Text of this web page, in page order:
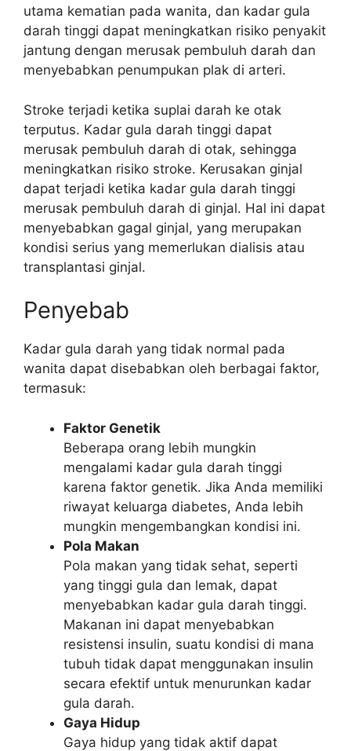
utama kematian pada wanita, dan kadar gula
darah tinggi dapat meningkatkan risiko penyakit
jantung dengan merusak pembuluh darah dan
menyebabkan penumpukan plak di arteri.
Stroke terjadi ketika suplai darah ke otak
terputus. Kadar gula darah tinggi dapat
merusak pembuluh darah di otak, sehingga
meningkatkan risiko stroke. Kerusakan ginjal
dapat terjadi ketika kadar gula darah tinggi
merusak pembuluh darah di ginjal. Hal ini dapat
menyebabkan gagal ginjal, yang merupakan
kondisi serius yang memerlukan dialisis atau
transplantasi ginjal.
Penyebab
Kadar gula darah yang tidak normal pada
wanita dapat disebabkan oleh berbagai faktor,
termasuk:
Faktor Genetik
Beberapa orang lebih mungkin
mengalami kadar gula darah tinggi
karena faktor genetik. Jika Anda memiliki
riwayat keluarga diabetes, Anda lebih
mungkin mengembangkan kondisi ini.
Pola Makan
Pola makan yang tidak sehat, seperti
yang tinggi gula dan lemak, dapat
menyebabkan kadar gula darah tinggi.
Makanan ini dapat menyebabkan
resistensi insulin, suatu kondisi di mana
tubuh tidak dapat menggunakan insulin
secara efektif untuk menurunkan kadar
gula darah.
Gaya Hidup
Gaya hidup yang tidak aktif dapat